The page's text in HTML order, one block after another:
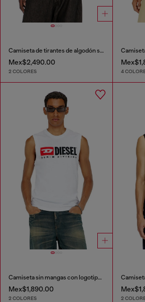
Camiseta de tirantes de algodón sin mangas con Oval D metálico
Mex$2,490.00
2 COLORES 4
Camiseta sin mangas con logotipo estampado en el pecho
Mex$1,890.00
2 COLORES 2